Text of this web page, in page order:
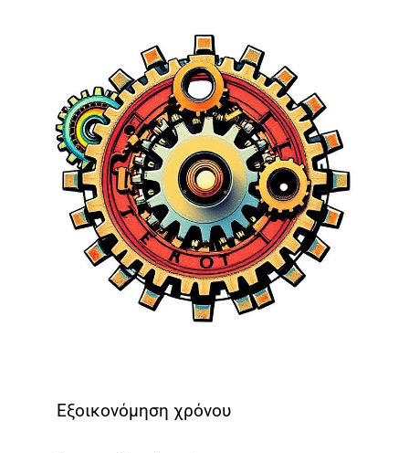
Εξοικονόμηση χρόνου